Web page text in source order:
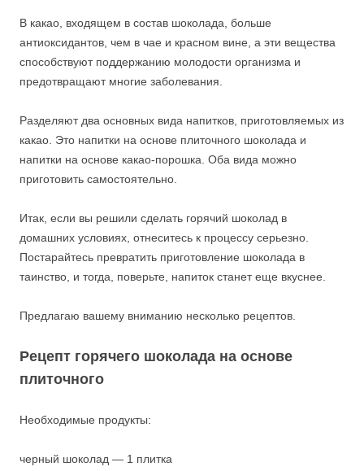
В какао, входящем в состав шоколада, больше
антиоксидантов, чем в чае и красном вине, а эти вещества
способствуют поддержанию молодости организма и
предотвращают многие заболевания.
Разделяют два основных вида напитков, приготовляемых из
какао. Это напитки на основе плиточного шоколада и
напитки на основе какао-порошка. Оба вида можно
приготовить самостоятельно.
Итак, если вы решили сделать горячий шоколад в
домашних условиях, отнеситесь к процессу серьезно.
Постарайтесь превратить приготовление шоколада в
таинство, и тогда, поверьте, напиток станет еще вкуснее.
Предлагаю вашему вниманию несколько рецептов.
Рецепт горячего шоколада на основе
плиточного
Необходимые продукты:
черный шоколад — 1 плитка